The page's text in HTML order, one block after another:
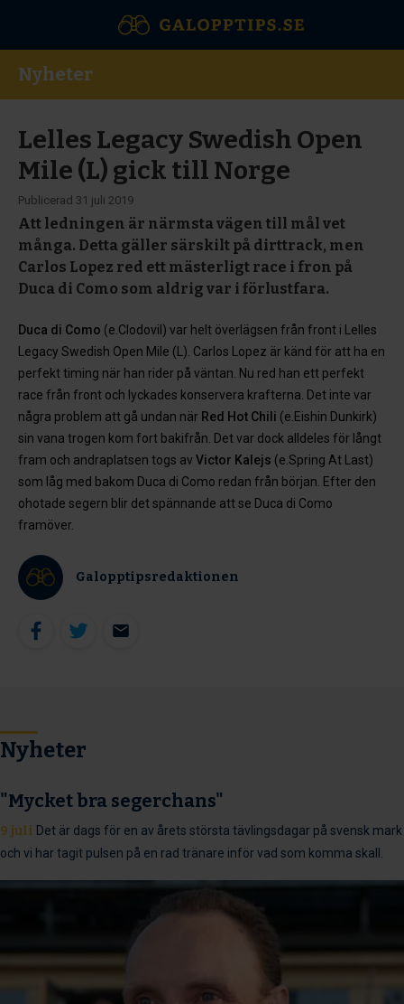
Nyheter
Lelles Legacy Swedish Open
Mile (L) gick till Norge
Publicerad 31 juli 2019
Att ledningen är närmsta vägen till mål vet
många. Detta gäller särskilt på dirttrack, men
Carlos Lopez red ett mästerligt race i fron på
Duca di Como som aldrig var i förlustfara.
Duca di Como (e.Clodovil) var helt överlägsen från front i Lelles
Legacy Swedish Open Mile (L). Carlos Lopez är känd för att ha en
perfekt timing när han rider på väntan. Nu red han ett perfekt
race från front och lyckades konservera krafterna. Det inte var
några problem att gå undan när Red Hot Chili (e.Eishin Dunkirk)
sin vana trogen kom fort bakifrån. Det var dock alldeles för långt
fram och andraplatsen togs av Victor Kalejs (e.Spring At Last)
som låg med bakom Duca di Como redan från början. Efter den
ohotade segern blir det spännande att se Duca di Como
framöver.
Galopptipsredaktionen
Nyheter
"Mycket bra segerchans"
9 juli Det är dags för en av årets största tävlingsdagar på svensk mark
och vi har tagit pulsen på en rad tränare inför vad som komma skall.